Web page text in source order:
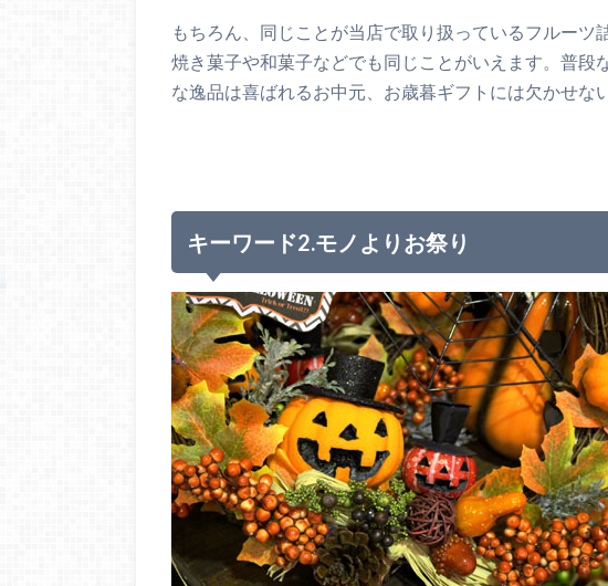
もちろん、同じことが当店で取り扱っているフルーツ
焼き菓子や和菓子などでも同じことがいえます。普段
な逸品は喜ばれるお中元、お歳暮ギフトには欠かせな
キーワード2.モノよりお祭り